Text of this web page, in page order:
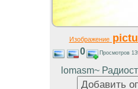
Изображение
0 Просмотров
lomasm~